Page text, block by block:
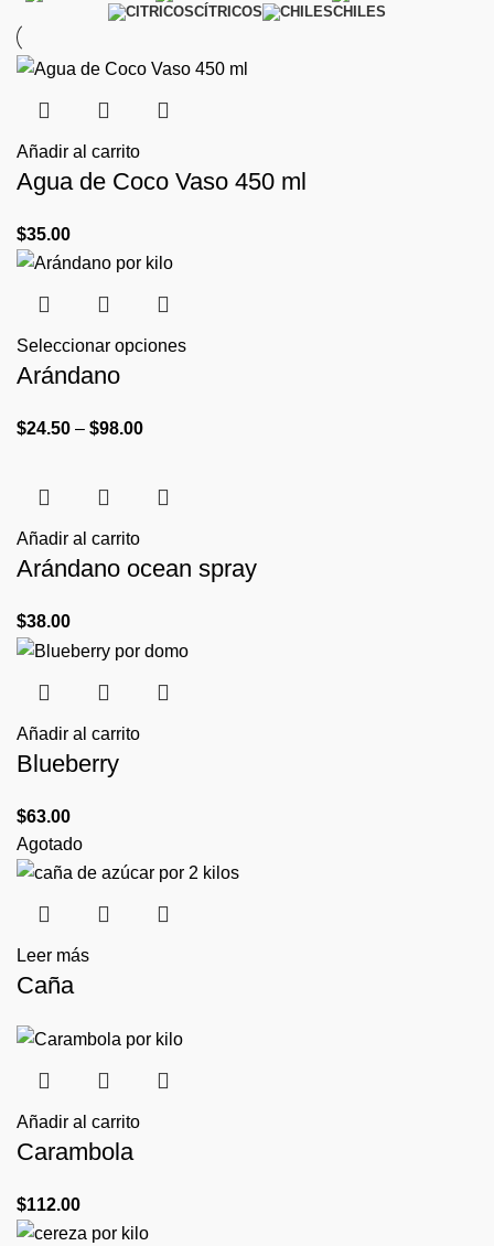
CÍTRICOS
CHILES
Añadir al carrito
Agua de Coco Vaso 450 ml
$35.00
Seleccionar opciones
Arándano
$24.50 – $98.00
Añadir al carrito
Arándano ocean spray
$38.00
Añadir al carrito
Blueberry
$63.00
Agotado
Leer más
Caña
Añadir al carrito
Carambola
$112.00